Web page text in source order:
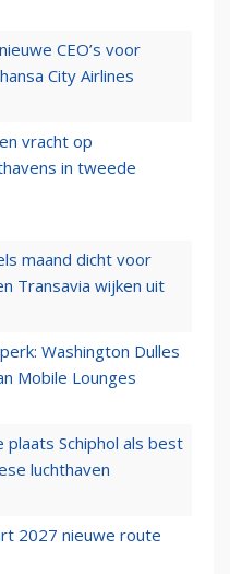
CEO’s voor
City Airlines
vracht op
in tweede
maand dicht voor
Transavia wijken uit
Washington Dulles
Mobile Lounges
Schiphol als best
luchthaven
2027 nieuwe route